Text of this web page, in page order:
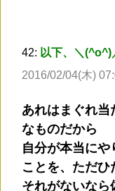
42: 以下、＼(^o^)
2016/02/04(木)
あれはまぐれ当
なものだから
自分が本当に
ことを、ただ
それがないなら